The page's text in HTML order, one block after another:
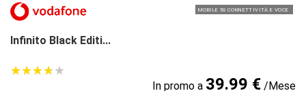
MOBILE 5G CONNETTIVITÀ E VOCE
Infinito Black Editi...
★★★★★
★★★★★
In promo a 39.99 €/Mese